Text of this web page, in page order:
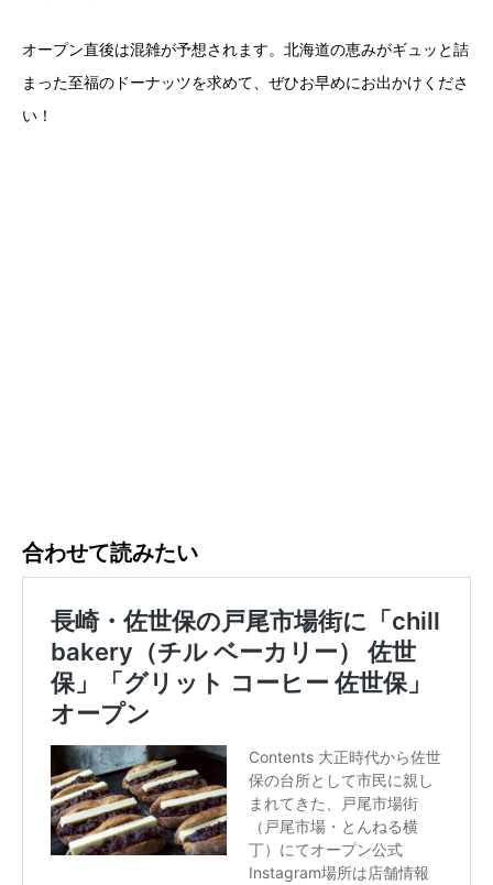
オープン直後は混雑が予想されます。北海道の恵みがギュッと詰
まった至福のドーナッツを求めて、ぜひお早めにお出かけくださ
い！
合わせて読みたい